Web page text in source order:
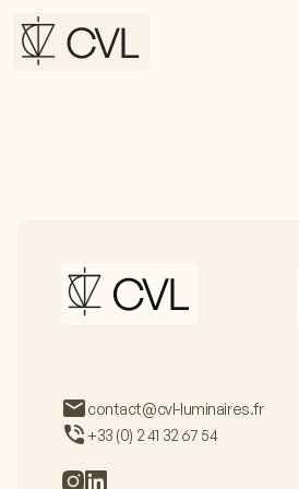
contact@cvl-luminaires.fr
+33 (0) 2 41 32 67 54